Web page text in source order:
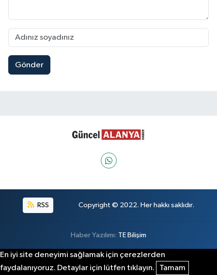
Gönder
RSS Copyright © 2022. Her hakkı saklıdır.
Haber Yazılımı: TE Bilişim
En iyi site deneyimi sağlamak için çerezlerden
faydalanıyoruz. Detaylar için lütfen tıklayın.
Tamam